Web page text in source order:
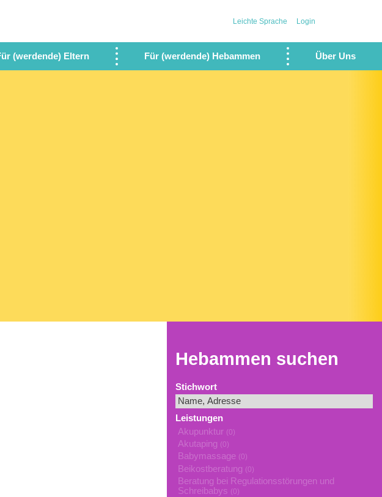
(werdende) Eltern Für (werdende) Hebammen Über Uns
Leichte Sprache Login
Hebammen suchen
Stichwort
Leistungen
Akupunktur (0)
Akutaping (0)
Babymassage (0)
Beikostberatung (0)
Beratung bei Regulationsstörungen und
Schreibabys (0)